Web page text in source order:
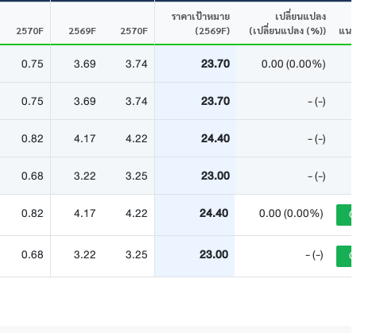
2570F 2569F 2570F
ราคาเป้าหมาย
(2569F)
เปลี่ยนแปลง
(เปลี่ยนแปลง (%))
แนะนำ
0.75 3.69 3.74 23.70
0.00 (0.00%)
0.75 3.69 3.74 23.70
- (-)
0.82 4.17 4.22 24.40
- (-)
0.68 3.22 3.25 23.00
- (-)
0.82 4.17 4.22 24.40 0.00 (0.00%)
0.68 3.22 3.25 23.00 - (-)